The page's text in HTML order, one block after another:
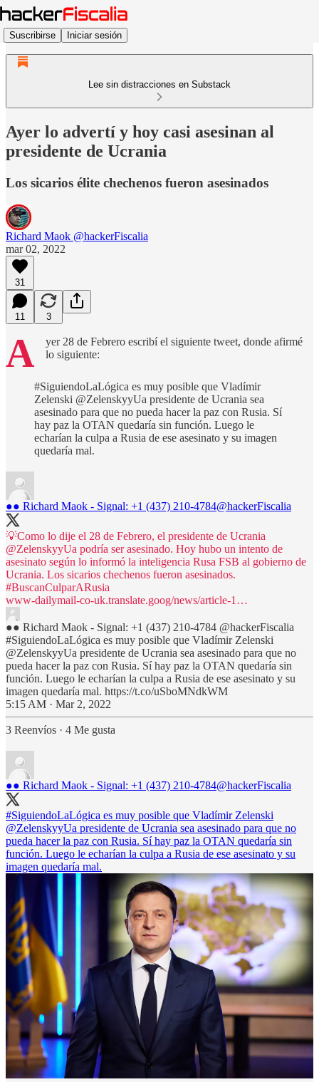
Suscribirse Iniciar sesión
Lee sin distracciones en Substack
Ayer lo advertí y hoy casi asesinan al
presidente de Ucrania
Los sicarios élite chechenos fueron asesinados
Richard Maok @hackerFiscalia
mar 02, 2022
31
11 3
A
yer 28 de Febrero escribí el siguiente tweet, donde afirmé
lo siguiente:
#SiguiendoLaLógica es muy posible que Vladímir
Zelenski @ZelenskyyUa presidente de Ucrania sea
asesinado para que no pueda hacer la paz con Rusia. Sí
hay paz la OTAN quedaría sin función. Luego le
echarían la culpa a Rusia de ese asesinato y su imagen
quedaría mal.
●● Richard Maok - Signal: +1 (437) 210-4784@hackerFiscalia
💡Como lo dije el 28 de Febrero, el presidente de Ucrania
@ZelenskyyUa podría ser asesinado. Hoy hubo un intento de
asesinato según lo informó la inteligencia Rusa FSB al gobierno de
Ucrania. Los sicarios chechenos fueron asesinados.
#BuscanCulparARusia
www-dailymail-co-uk.translate.goog/news/article-1…
●● Richard Maok - Signal: +1 (437) 210-4784 @hackerFiscalia
#SiguiendoLaLógica es muy posible que Vladímir Zelenski
@ZelenskyyUa presidente de Ucrania sea asesinado para que no
pueda hacer la paz con Rusia. Sí hay paz la OTAN quedaría sin
función. Luego le echarían la culpa a Rusia de ese asesinato y su
imagen quedaría mal. https://t.co/uSboMNdkWM
5:15 AM · Mar 2, 2022
3 Reenvíos · 4 Me gusta
●● Richard Maok - Signal: +1 (437) 210-4784@hackerFiscalia
#SiguiendoLaLógica es muy posible que Vladímir Zelenski
@ZelenskyyUa presidente de Ucrania sea asesinado para que no
pueda hacer la paz con Rusia. Sí hay paz la OTAN quedaría sin
función. Luego le echarían la culpa a Rusia de ese asesinato y su
imagen quedaría mal.